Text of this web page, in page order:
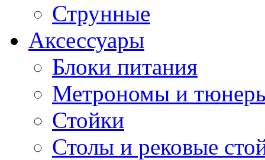
Струнные
Аксессуары
Блоки питания
Метрономы и
Стойки
Столы и рековые